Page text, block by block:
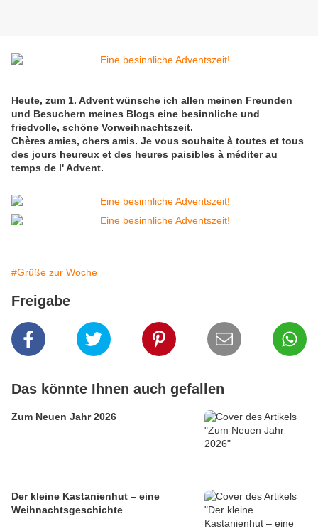
Heute, zum 1. Advent wünsche ich allen meinen Freunden
und Besuchern meines Blogs eine besinnliche und
friedvolle, schöne Vorweihnachtszeit.
Chères amies, chers amis. Je vous souhaite à toutes et tous
des jours heureux et des heures paisibles à méditer au
temps de l' Advent.
#Grüße zur Woche
Freigabe
Das könnte Ihnen auch gefallen
Zum Neuen Jahr 2026
Der kleine Kastanienhut – eine
Weihnachtsgeschichte